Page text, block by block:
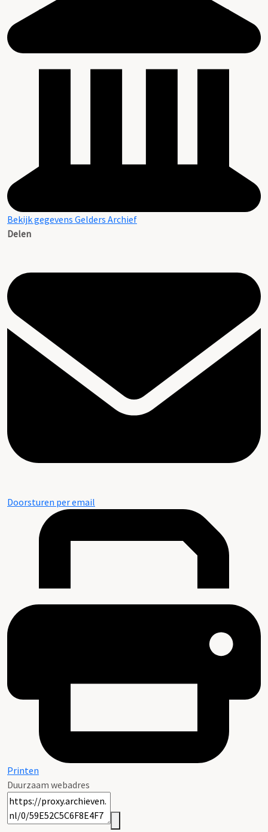
Bekijk gegevens Gelders Archief
Delen
Doorsturen per email
Printen
Duurzaam webadres